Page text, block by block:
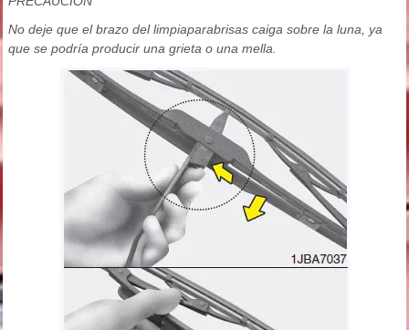
No deje que el brazo del limpiaparabrisas caiga sobre la luna, ya
que se podría producir una grieta o una mella.